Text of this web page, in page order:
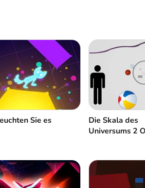
Abbrechen
Sie es
Die Skala des
Universums 2